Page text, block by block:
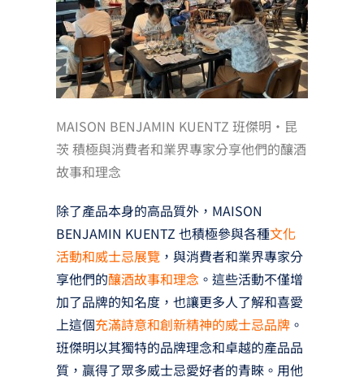
MAISON BENJAMIN KUENTZ 班傑明‧昆
茨 積極與消費者和業界專家分享他們的釀酒
故事和理念
除了產品本身的高品質外，MAISON
BENJAMIN KUENTZ 也積極參與各種文化
活動和威士忌展覽，與消費者和業界專家分
享他們的釀酒故事和理念 。這些活動不僅增
加了品牌的知名度，也讓更多人了解和喜愛
上這個充滿詩意和創新精神的威士忌品牌。
班傑明以其獨特的品牌理念和卓越的產品品
質，贏得了眾多威士忌愛好者的青睞。用他